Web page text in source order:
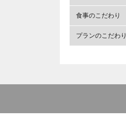
食事のこだわり
プランのこだわり